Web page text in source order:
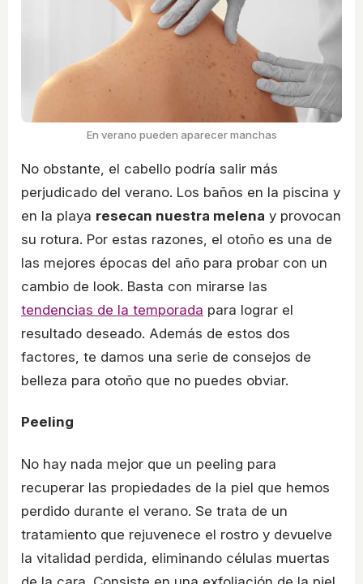
En verano pueden aparecer manchas
No obstante, el cabello podría salir más
perjudicado del verano. Los baños en la piscina y
en la playa resecan nuestra melena y provocan
su rotura. Por estas razones, el otoño es una de
las mejores épocas del año para probar con un
cambio de look. Basta con mirarse las
tendencias de la temporada para lograr el
resultado deseado. Además de estos dos
factores, te damos una serie de consejos de
belleza para otoño que no puedes obviar.
Peeling
No hay nada mejor que un peeling para
recuperar las propiedades de la piel que hemos
perdido durante el verano. Se trata de un
tratamiento que rejuvenece el rostro y devuelve
la vitalidad perdida, eliminando células muertas